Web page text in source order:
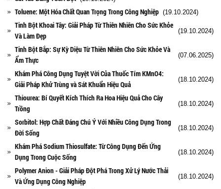
Toluene: Một Hóa Chất Quan Trọng Trong Công Nghiệp (19.10.2024)
Tinh Bột Khoai Tây: Giải Pháp Từ Thiên Nhiên Cho Sức Khỏe
Và Làm Đẹp
(19.10.2024)
Tinh Bột Bắp: Sự Kỳ Diệu Từ Thiên Nhiên Cho Sức Khỏe Và
Ẩm Thực
(07.06.2025)
Khám Phá Công Dụng Tuyệt Vời Của Thuốc Tím KMnO4:
Giải Pháp Khử Trùng và Sát Khuẩn Hiệu Quả
(18.10.2024)
Thiourea: Bí Quyết Kích Thích Ra Hoa Hiệu Quả Cho Cây
Trồng
(18.10.2024)
Sorbitol: Hợp Chất Đáng Chú Ý Với Nhiều Công Dụng Trong
Đời Sống
(18.10.2024)
Khám Phá Sodium Thiosulfate: Từ Công Dụng Đến Ứng
Dụng Trong Cuộc Sống
(18.10.2024)
Polymer Anion - Giải Pháp Đột Phá Trong Xử Lý Nước Thải
Và Ứng Dụng Công Nghiệp
(18.10.2024)